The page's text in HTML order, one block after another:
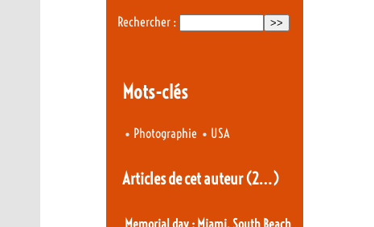
Rechercher :
Mots-clés
• Photographie • USA
Articles de cet auteur(2…)